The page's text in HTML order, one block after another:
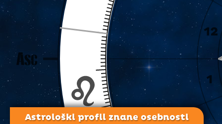
Astrološki profil znane osebnosti